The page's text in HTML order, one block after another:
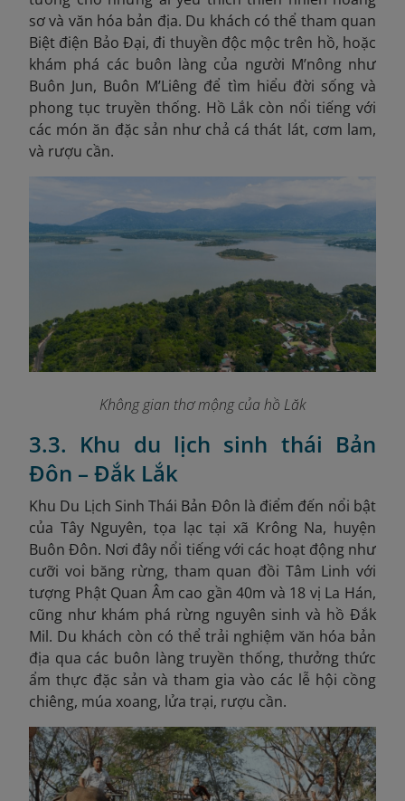
sơ và văn hóa bản địa. Du khách có thể tham quan
Biệt điện Bảo Đại, đi thuyền độc mộc trên hồ, hoặc
khám phá các buôn làng của người M’nông như
Buôn Jun, Buôn M’Liêng để tìm hiểu đời sống và
phong tục truyền thống. Hồ Lắk còn nổi tiếng với
các món ăn đặc sản như chả cá thát lát, cơm lam,
và rượu cần.
Không gian thơ mộng của hồ Lăk
3.3. Khu du lịch sinh thái Bản
Đôn – Đắk Lắk
Khu Du Lịch Sinh Thái Bản Đôn là điểm đến nổi bật
của Tây Nguyên, tọa lạc tại xã Krông Na, huyện
Buôn Đôn. Nơi đây nổi tiếng với các hoạt động như
cưỡi voi băng rừng, tham quan đồi Tâm Linh với
tượng Phật Quan Âm cao gần 40m và 18 vị La Hán,
cũng như khám phá rừng nguyên sinh và hồ Đắk
Mil. Du khách còn có thể trải nghiệm văn hóa bản
địa qua các buôn làng truyền thống, thưởng thức
ẩm thực đặc sản và tham gia vào các lễ hội cồng
chiêng, múa xoang, lửa trại, rượu cần.